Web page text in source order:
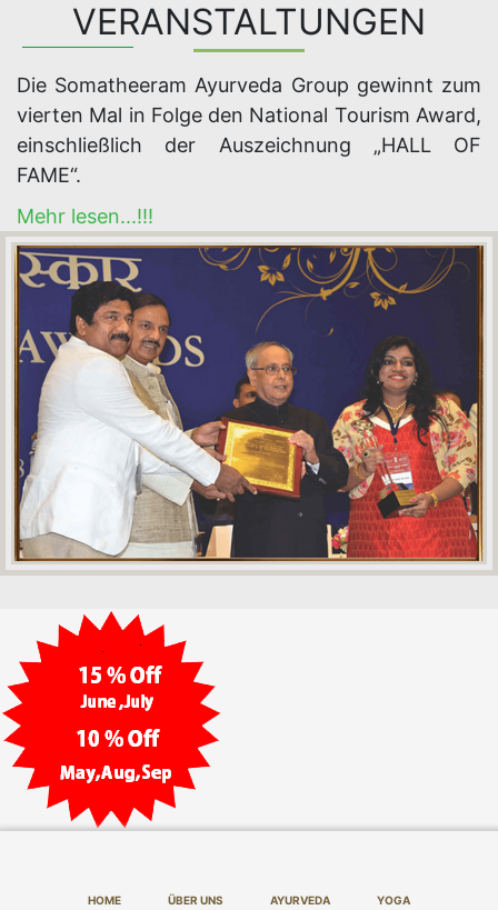
VERANSTALTUNGEN
Die Somatheeram Ayurveda Group gewinnt zum
vierten Mal in Folge den National Tourism Award,
einschließlich der Auszeichnung „HALL OF
FAME“.
Mehr lesen...!!!
HOME ÜBER UNS AYURVEDA YOGA